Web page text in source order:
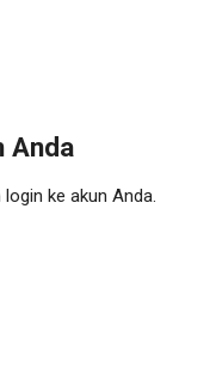
Anda
ke akun Anda.